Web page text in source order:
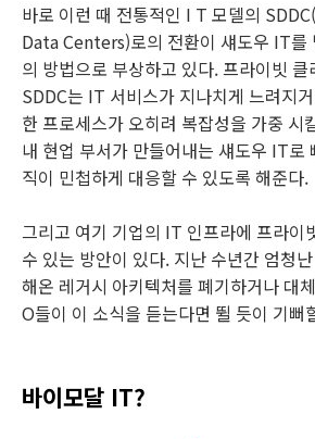
바로 이런 때 전통적인 I T 모델의
Data Centers)로의 전환이 섀도우 IT를
의 방법으로 부상하고 있다. 프라이빗
SDDC는 IT 서비스가 지나치게 느려지
한 프로세스가 오히려 복잡성을 가중 시
내 현업 부서가 만들어내는 섀도우 IT로
직이 민첩하게 대응할 수 있도록 해준다.
그리고 여기 기업의 IT 인프라에 프라이
수 있는 방안이 있다. 지난 수년간 엄청
해온 레거시 아키텍처를 폐기하거나 대
O들이 이 소식을 듣는다면 뛸 듯이 기뻐
바이모달 IT?